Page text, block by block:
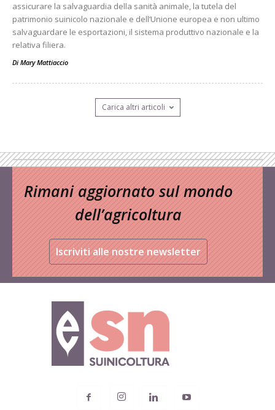
assicurare la salvaguardia della sanità animale, la tutela del
patrimonio suinicolo nazionale e dell’Unione europea e non ultimo
salvaguardare le esportazioni, il sistema produttivo nazionale e la
relativa filiera.
Di Mary Mattiaccio
Carica altri articoli
Rimani aggiornato sul mondo
dell’agricoltura
Iscriviti alle nostre newsletter